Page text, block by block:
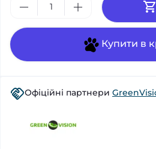
Купити в
Офіційні партнери